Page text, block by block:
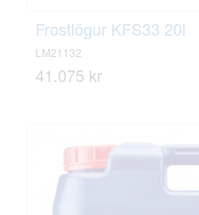
Frostlögur KFS33 20l
LM21132
41.075 kr